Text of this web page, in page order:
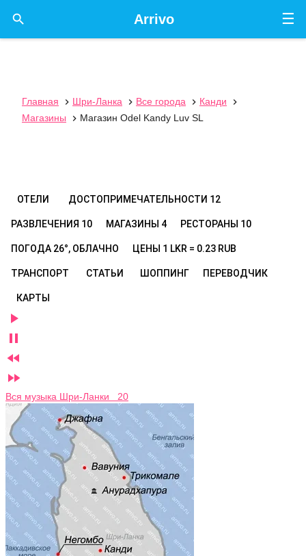
☰
Arrivo

Главная  Шри-Ланка  Все города  Канди

Магазины
 Магазин Odel Kandy Luv SL
ОТЕЛИ ДОСТОПРИМЕЧАТЕЛЬНОСТИ 12
РАЗВЛЕЧЕНИЯ 10 МАГАЗИНЫ 4 РЕСТОРАНЫ 10
ПОГОДА 26°, ОБЛАЧНО ЦЕНЫ 1 LKR = 0.23 RUB
ТРАНСПОРТ СТАТЬИ ШОППИНГ ПЕРЕВОДЧИК
КАРТЫ




Вся музыка Шри-Ланки 20